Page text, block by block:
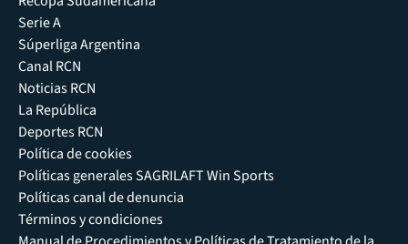
Serie A
Súperliga Argentina
Canal RCN
Noticias RCN
La República
Deportes RCN
Política de cookies
Políticas generales SAGRILAFT Win Sports
Políticas canal de denuncia
Términos y condiciones